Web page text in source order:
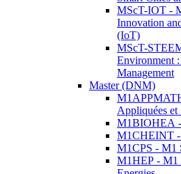
MScT-IOT -
Innovation
(IoT)
MScT-
Environment
Management
Master (DNM)
Appliquées et
M1BIOHEA -
M1CHEINT -
M1CPS - M1
M1HEP - M1